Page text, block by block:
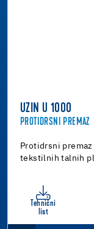
UZIN U 1000
PROTIDRSNI PREMAZ
Protidrsni
tekstilnih talnih
Tehnični
list